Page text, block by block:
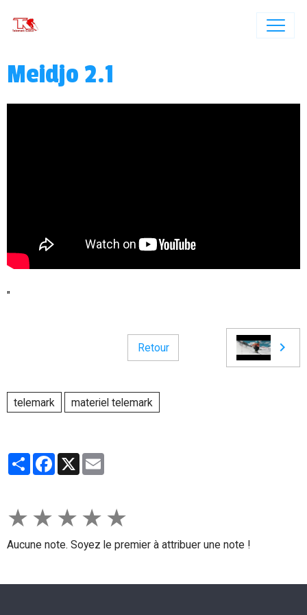
Meidjo 2.1
"
Retour
telemark materiel telemark
PartagerFacebook
X
★ ★ ★ ★ ★
Aucune note. Soyez le premier à attribuer une note !